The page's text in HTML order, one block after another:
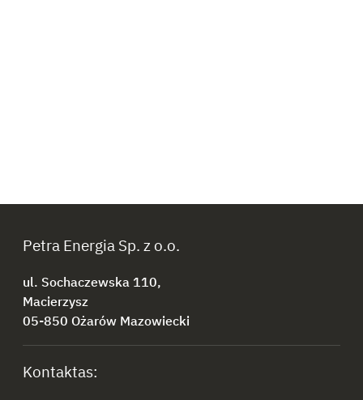
Petra Energia Sp. z o.o.
ul. Sochaczewska 110,
Macierzysz
05-850 Ożarów Mazowiecki
Kontaktas: